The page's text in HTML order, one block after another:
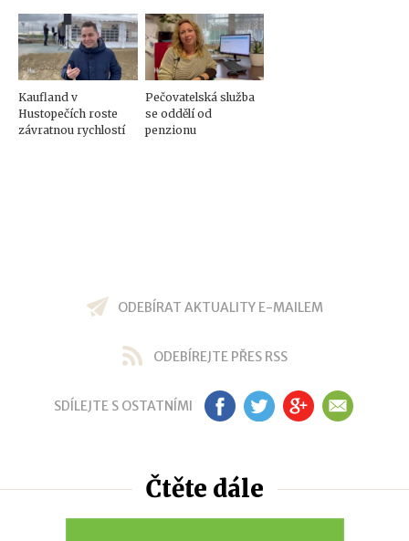
Kaufland v
Hustopečích roste
závratnou rychlostí
Pečovatelská služba
se oddělí od
penzionu
ODEBÍRAT AKTUALITY E-MAILEM
ODEBÍREJTE PŘES RSS
SDÍLEJTE S OSTATNÍMI FB TW GP EM
Čtěte dále